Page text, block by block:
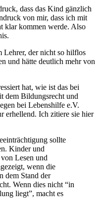
dass das Kind gänzlich
von mir, dass ich mit
klar kommen werde. Also
Lehrer, der nicht so hilflos
und hätte deutlich mehr von
hat, wie ist das bei
dem Bildungsrecht und
bei Lebenshilfe e.V.
erhellend. Ich zitiere sie hier
sollte
Kinder und
Lesen und
wenn die
dem Stand der
Wenn dies nicht “in
liegt”, macht es